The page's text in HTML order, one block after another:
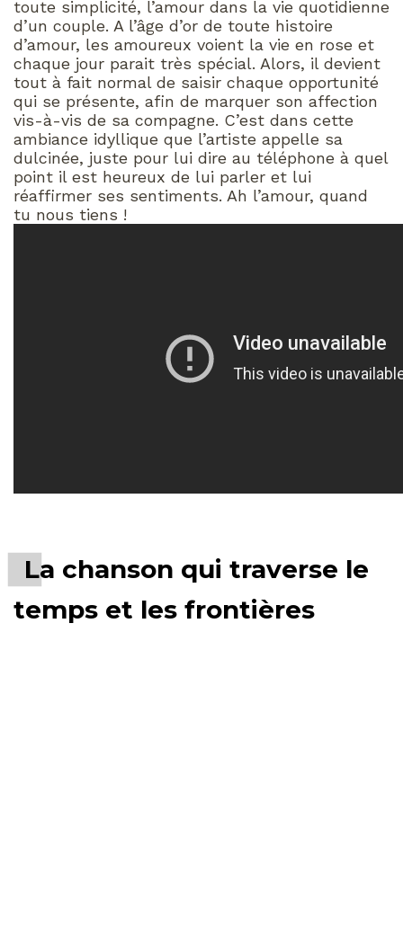
toute simplicité, l’amour dans la vie quotidienne
d’un couple. A l’âge d’or de toute histoire
d’amour, les amoureux voient la vie en rose et
chaque jour parait très spécial. Alors, il devient
tout à fait normal de saisir chaque opportunité
qui se présente, afin de marquer son affection
vis-à-vis de sa compagne. C’est dans cette
ambiance idyllique que l’artiste appelle sa
dulcinée, juste pour lui dire au téléphone à quel
point il est heureux de lui parler et lui
réaffirmer ses sentiments. Ah l’amour, quand
tu nous tiens !
La chanson qui traverse le
temps et les frontières